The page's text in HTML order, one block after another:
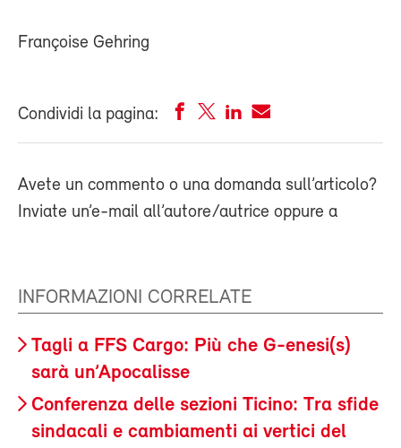
Françoise Gehring
Condividi la pagina:
Avete un commento o una domanda sull’articolo?
Inviate un’e-mail all’autore/autrice oppure a
INFORMAZIONI CORRELATE
Tagli a FFS Cargo: Più che G-enesi(s)
sarà un’Apocalisse
Conferenza delle sezioni Ticino: Tra sfide
sindacali e cambiamenti ai vertici del